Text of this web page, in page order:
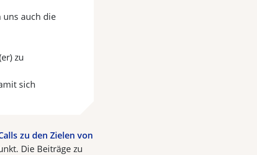
uns auch die
zu
sich
zu den Zielen von
Die Beiträge zu